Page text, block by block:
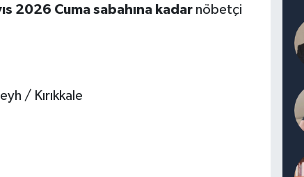
2026 Cuma sabahına kadarnöbetçi
/ Kırıkkale